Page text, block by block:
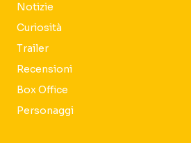
Notizie
Curiosità
Trailer
Recensioni
Box Office
Personaggi